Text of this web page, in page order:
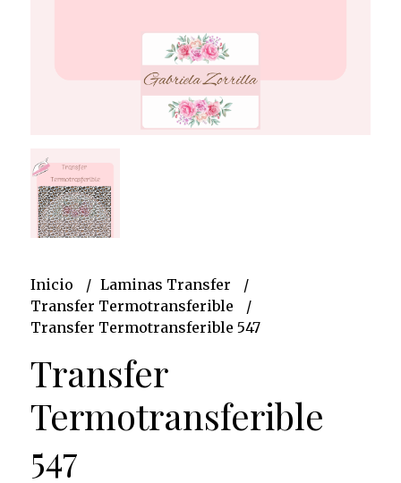
Inicio
Laminas Transfer
Transfer Termotransferible
Transfer Termotransferible 547
Transfer
Termotransferible
547